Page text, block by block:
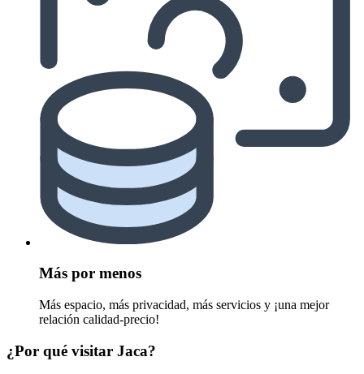
Más por menos
Más espacio, más privacidad, más servicios y ¡una mejor
relación calidad-precio!
¿Por qué visitar Jaca?